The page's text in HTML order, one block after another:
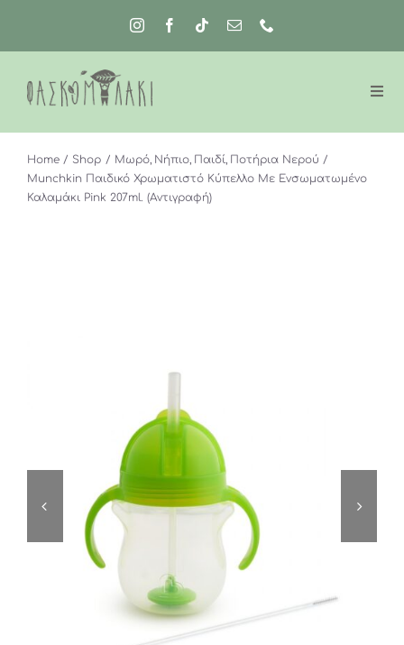
περιεχόμενο
Home Shop Μωρό Νήπιο Παιδί Ποτήρια Νερού
Munchkin Παιδικό Χρωματιστό Κύπελλο Με Ενσωματωμένο
Καλαμάκι Pink 207ml. (Αντιγραφή)